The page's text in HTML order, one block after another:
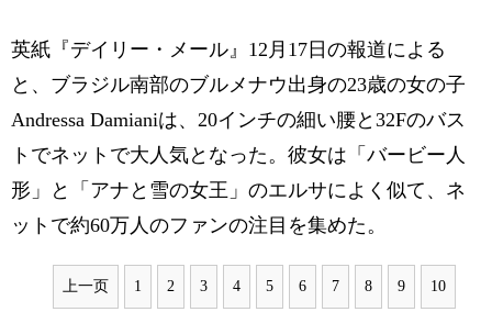
英紙『デイリー・メール』12月17日の報道による
と、ブラジル南部のブルメナウ出身の23歳の女の子
Andressa Damianiは、20インチの細い腰と32Fのバス
トでネットで大人気となった。彼女は「バービー人
形」と「アナと雪の女王」のエルサによく似て、ネ
ットで約60万人のファンの注目を集めた。
上一页 1 2 3 4 5 6 7 8 9 10